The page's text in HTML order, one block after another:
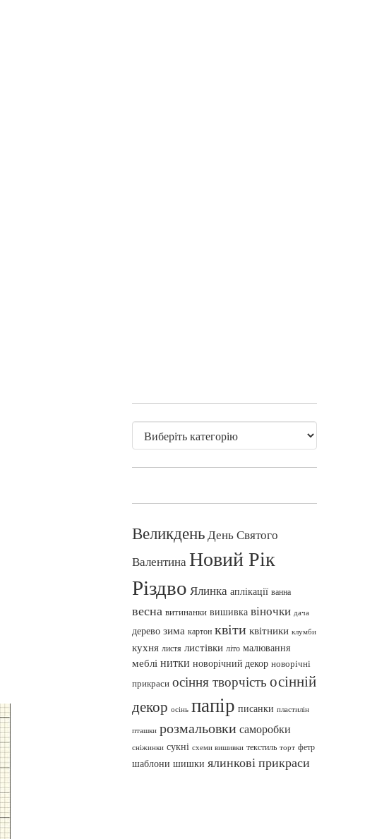
ВеликденьДень Святого
ВалентинаНовий Рік
Різдво Ялинка аплікації ванна
весна витинанки вишивка віночки дача
дерево зима картон квіти квітники клумби
кухня листя листівки літо малювання
меблі нитки новорічний декор новорічні
прикраси осіння творчість осінній
декор осінь папір писанки пластилін
пташки розмальовки саморобки
сніжинки сукні схеми вишивки текстиль торт фетр
шаблони шишки ялинкові прикраси